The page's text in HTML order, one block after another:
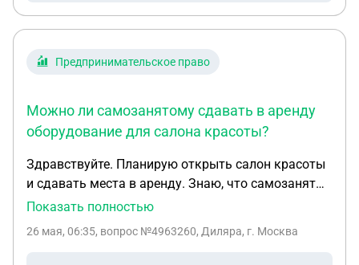
Предпринимательское право
Можно ли самозанятому сдавать в аренду
оборудование для салона красоты?
Здравствуйте. Планирую открыть салон красоты
и сдавать места в аренду. Знаю, что самозанятый
не имеет права сдавать места в аренду, а только
то оформить (договором кому буду сдавать).
Показать полностью
26 мая, 06:35, вопрос №4963260, Диляра, г. Москва